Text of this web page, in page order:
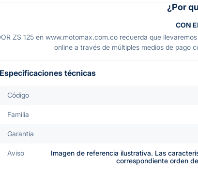
¿Por
CON
ZS 125 en www.motomax.com.co recuerda que
online a través de múltiples medios de pago
Especificaciones técnicas
Código
Familia
Garantía
Aviso
Imagen de referencia ilustrativa. Las
correspondiente orden